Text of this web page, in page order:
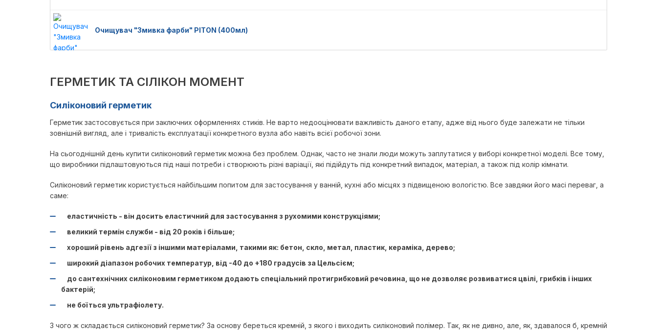
Очищувач "Змивка фарби" PITON (400мл)
ГЕРМЕТИК ТА СІЛІКОН МОМЕНТ
Силіконовий герметик
Герметик застосовується при заключних оформленнях стиків. Не варто недооцінювати важливість даного етапу, адже від нього буде залежати не тільки
зовнішній вигляд, але і тривалість експлуатації конкретного вузла або навіть всієї робочої зони.
На сьогоднішній день купити силіконовий герметик можна без проблем. Однак, часто не знали люди можуть заплутатися у виборі конкретної моделі. Все тому,
що виробники підлаштовуються під наші потреби і створюють різні варіації, які підійдуть під конкретний випадок, матеріал, а також під колір кімнати.
Силіконовий герметик користується найбільшим попитом для застосування у ванній, кухні або місцях з підвищеною вологістю. Все завдяки його масі переваг, а
саме:
еластичність - він досить еластичний для застосування з рухомими конструкціями;
великий термін служби - від 20 років і більше;
хороший рівень адгезії з іншими матеріалами, такими як: бетон, скло, метал, пластик, кераміка, дерево;
широкий діапазон робочих температур, від -40 до +180 градусів за Цельсієм;
до сантехнічних силіконовим герметиком додають спеціальний протигрибковий речовина, що не дозволяє розвиватися цвілі, грибків і інших
бактерій;
не боїться ультрафіолету.
З чого ж складається силіконовий герметик? За основу береться кремній, з якого і виходить силіконовий полімер. Так, як не дивно, але, як, здавалося б, кремній